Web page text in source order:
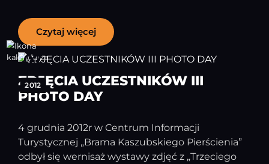
Czytaj więcej
07
2012
ZDJĘCIA UCZESTNIKÓW III
PHOTO DAY
4 grudnia 2012r w Centrum Informacji
Turystycznej „Brama Kaszubskiego Pierścienia”
odbył się wernisaż wystawy zdjęć z „Trzeciego